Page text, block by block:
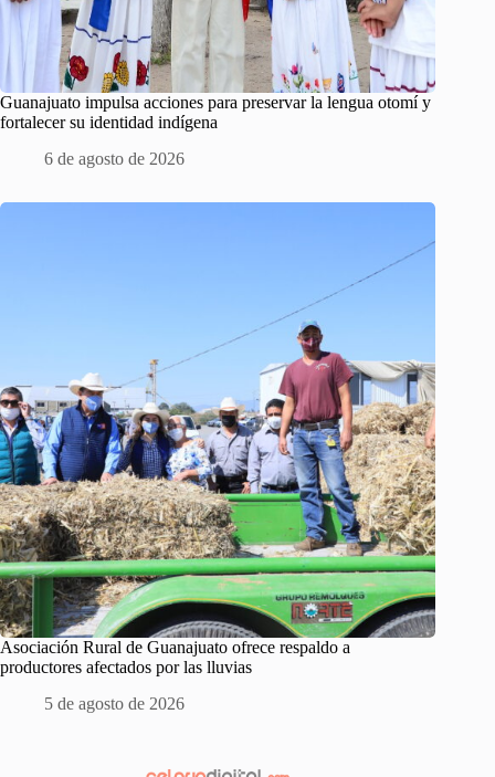
Guanajuato impulsa acciones para preservar la lengua otomí y
fortalecer su identidad indígena
6 de agosto de 2026
Asociación Rural de Guanajuato ofrece respaldo a
productores afectados por las lluvias
5 de agosto de 2026